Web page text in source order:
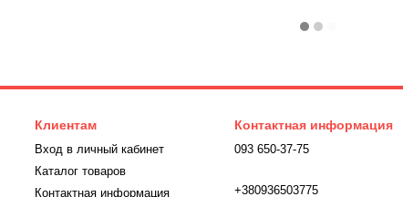
Клиентам
Вход в личный кабинет
Каталог товаров
Контактная информация
Контактная информация
093 650-37-75
+380936503775